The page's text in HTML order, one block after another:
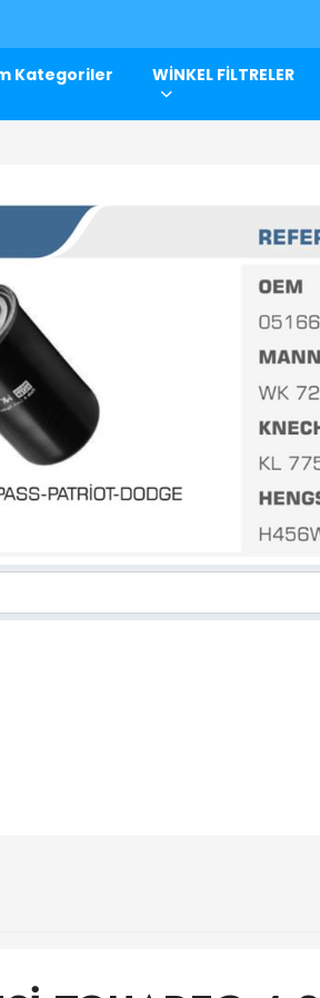
Kategoriler WİNKEL FİLTRELER